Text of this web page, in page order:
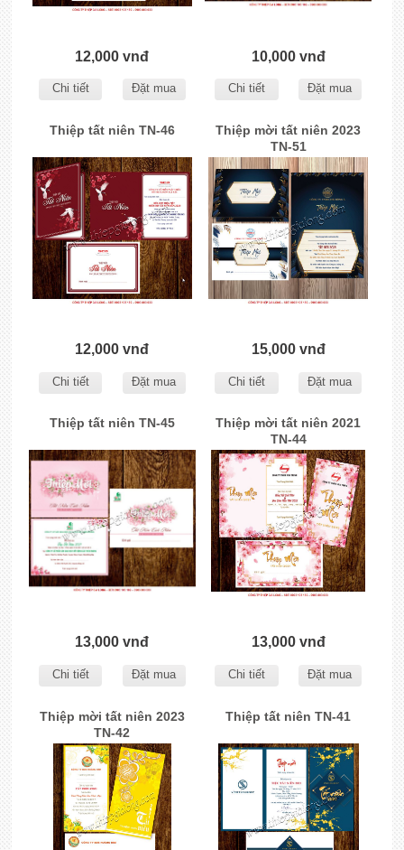
12,000 vnđ
Chi tiết Đặt mua
10,000 vnđ
Chi tiết Đặt mua
Thiệp tất niên TN-46
12,000 vnđ
Chi tiết Đặt mua
Thiệp mời tất niên 2023
TN-51
15,000 vnđ
Chi tiết Đặt mua
Thiệp tất niên TN-45
13,000 vnđ
Chi tiết Đặt mua
Thiệp mời tất niên 2021
TN-44
13,000 vnđ
Chi tiết Đặt mua
Thiệp mời tất niên 2023
TN-42
Thiệp tất niên TN-41